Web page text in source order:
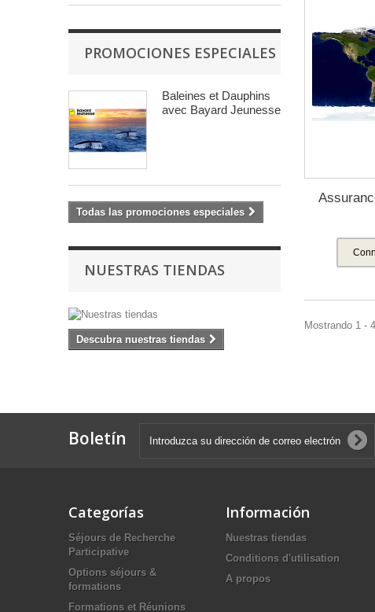
PROMOCIONES ESPECIALES
Baleines et Dauphins
avec Bayard Jeunesse
Todas las promociones especiales
NUESTRAS TIENDAS
Descubra nuestras tiendas
Mostrando 1 -
Boletín
Categorías
Séjours de Recherche
Participative
Options séjours &
formations
Formations et Réunions
Información
Nuestras tiendas
Conditions d'utilisation
A propos